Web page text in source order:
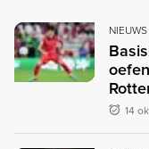
NIEUWS
14